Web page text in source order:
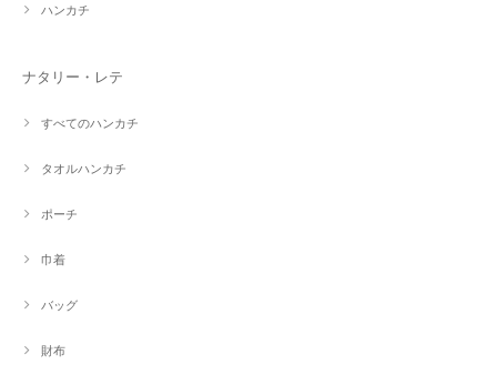
ハンカチ
ナタリー・レテ
すべてのハンカチ
タオルハンカチ
ポーチ
巾着
バッグ
財布